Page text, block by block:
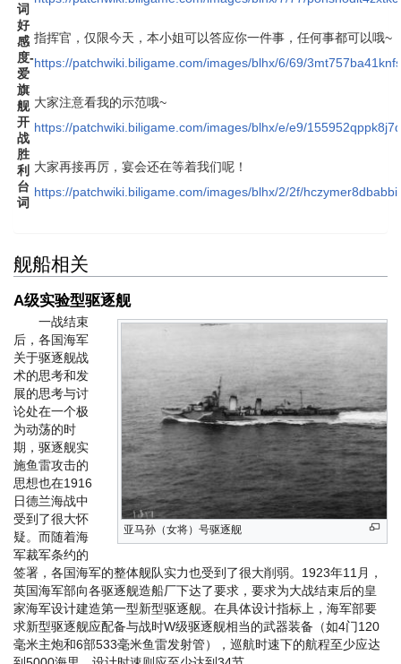
词
好
感
度-
爱
指挥官，仅限今天，本小姐可以答应你一件事，任何事都可以哦~
https://patchwiki.biligame.com/images/blhx/6/69/
旗
舰
开
战
大家注意看我的示范哦~
https://patchwiki.biligame.com/images/blhx/e/e9/
胜
利
台
词
大家再接再厉，宴会还在等着我们呢！
https://patchwiki.biligame.com/images/blhx/2/2f/
舰船相关
A级实验型驱逐舰
亚马孙（女将）号驱逐舰
一战结束
后，各国海军
关于驱逐舰战
术的思考和发
展的思考与讨
论处在一个极
为动荡的时
期，驱逐舰实
施鱼雷攻击的
思想也在1916
日德兰海战中
受到了很大怀
疑。而随着海
军裁军条约的
签署，各国海军的整体舰队实力也受到了很大削弱。1923年11月，
英国海军部向各驱逐舰造船厂下达了要求，要求为大战结束后的皇
家海军设计建造第一型新型驱逐舰。在具体设计指标上，海军部要
求新型驱逐舰应配备与战时W级驱逐舰相当的武器装备（如4门120
毫米主炮和6部533毫米鱼雷发射管），巡航时速下的航程至少应达